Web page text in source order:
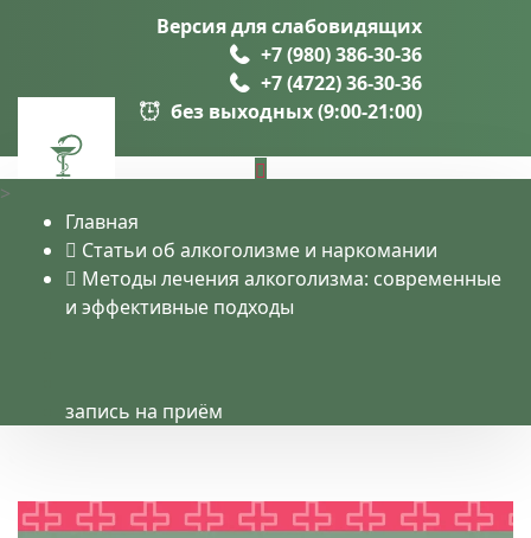
Версия для слабовидящих
+7 (980) 386-30-36
+7 (4722) 36-30-36
без выходных (9:00-21:00)
Услуги
>
Главная
Статьи об алкоголизме и наркомании
Методы лечения алкоголизма: современные
и эффективные подходы
запись на приём